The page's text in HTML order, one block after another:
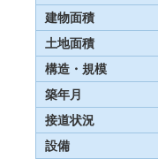
建物面積
土地面積
構造・規模
築年月
接道状況
設備